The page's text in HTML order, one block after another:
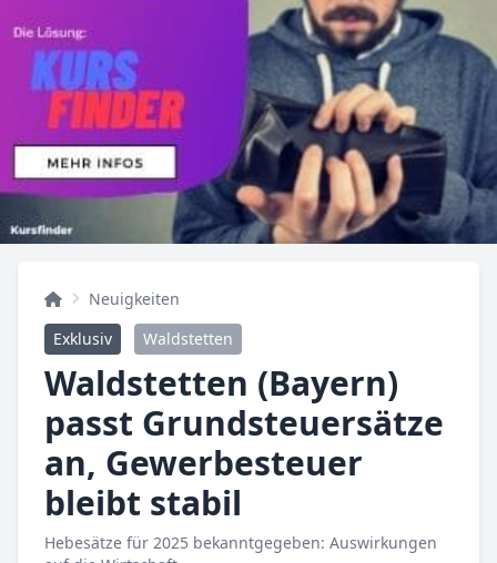
Neuigkeiten
Exklusiv
Waldstetten
Waldstetten (Bayern)
passt Grundsteuersätze
an, Gewerbesteuer
bleibt stabil
Hebesätze für 2025 bekanntgegeben: Auswirkungen